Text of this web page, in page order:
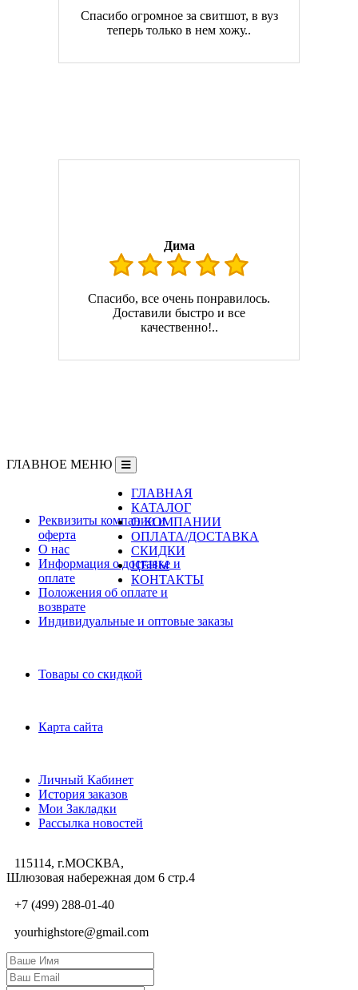
Спасибо огромное за свитшот, в вуз
теперь только в нем хожу..
Дима
Спасибо, все очень понравилось.
Доставили быстро и все
качественно!..
ГЛАВНОЕ МЕНЮ
ГЛАВНАЯ
КАТАЛОГ
О КОМПАНИИ
ОПЛАТА/ДОСТАВКА
СКИДКИ
ЦЕНЫ
КОНТАКТЫ
Реквизиты компании и
оферта
О нас
Информация о доставке и
оплате
Положения об оплате и
возврате
Индивидуальные и оптовые заказы
Товары со скидкой
Карта сайта
Личный Кабинет
История заказов
Мои Закладки
Рассылка новостей
115114, г.МОСКВА,
Шлюзовая набережная дом 6 стр.4
+7 (499) 288-01-40
yourhighstore@gmail.com